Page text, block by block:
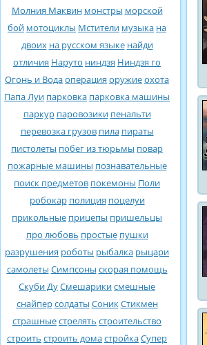
Молния Маквин монстры морской
бой мотоциклы Мстители музыка на
двоих на русском языке найди
отличия Наруто ниндзя Ниндзя го
Огонь и Водаоперация оружиеохота
Папа Луи парковка парковка машины
паркур паровозики пенальти
перевозка грузов пила пираты
пистолеты побег из тюрьмы повар
пожарные машины познавательные
поиск предметов покемоны Поли
робокар полиция поцелуи
прикольные прицепы пришельцы
про любовь простые пушки
разрушения роботы рыбалка рыцари
самолеты Симпсоны скорая помощь
Скуби ДуСмешарикисмешные
снайперсолдаты СоникСтикмен
страшныестрелять строительство
строить строить домастройкаСупер